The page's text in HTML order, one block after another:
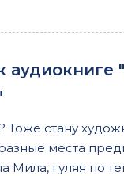
аудиокниге
Тоже стану
места
Мила, гуляя по